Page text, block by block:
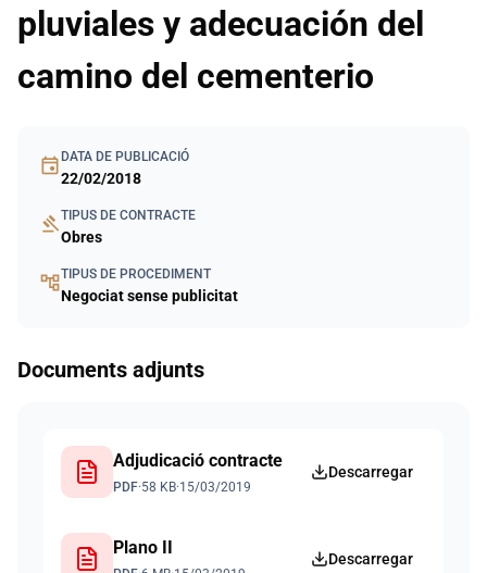
pluviales y adecuación del
camino del cementerio
event DATA DE PUBLICACIÓ
22/02/2018
gavelTIPUS DE CONTRACTE
Obres
account_treeTIPUS DE PROCEDIMENT
Negociat sense publicitat
Documents adjunts
Adjudicació contracte
PDF·58 KB·15/03/2019
Descarregar
Plano II
Descarregar